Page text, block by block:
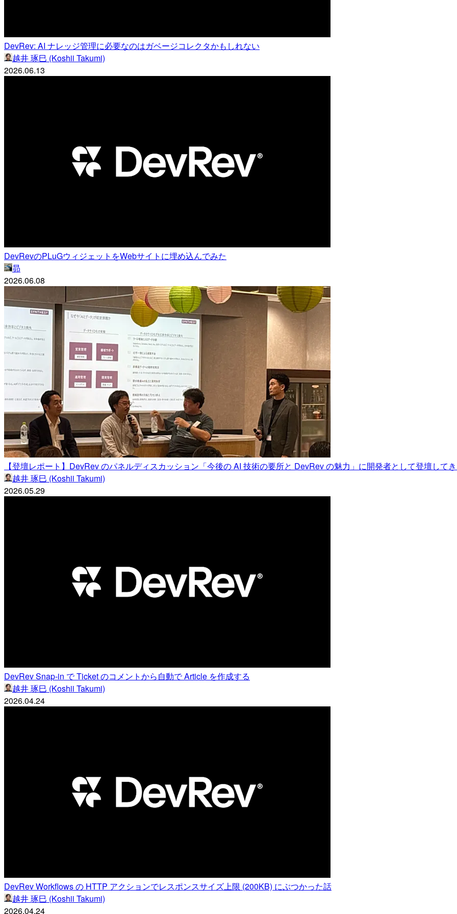
DevRev: AI ナレッジ管理に必要なのはガベージコレクタかもしれない
越井 琢巳 (Koshii Takumi)
2026.06.13
DevRevのPLuGウィジェットをWebサイトに埋め込んでみた
昴
2026.06.08
【登壇レポート】DevRev のパネルディスカッション「今後の AI 技術の要所と DevRev の魅力」に開発者として登壇して
越井 琢巳 (Koshii Takumi)
2026.05.29
DevRev Snap-in で Ticket のコメントから自動で Article を作成する
越井 琢巳 (Koshii Takumi)
2026.04.24
DevRev Workflows の HTTP アクションでレスポンスサイズ上限 (200KB) にぶつかった話
越井 琢巳 (Koshii Takumi)
2026.04.24